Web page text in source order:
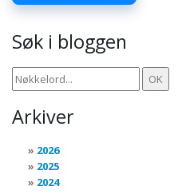
Søk i bloggen
Arkiver
2026
2025
2024